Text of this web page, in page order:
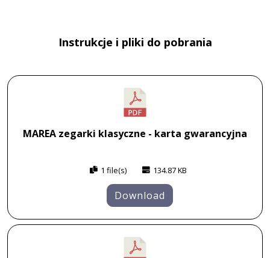
Instrukcje i pliki do pobrania
MAREA zegarki klasyczne - karta gwarancyjna
1 file(s) 134.87 KB
Download